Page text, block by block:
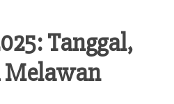
Tanggal,
Melawan